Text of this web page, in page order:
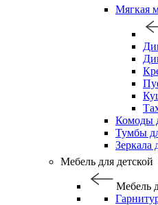
Мягкая
Комоды
Тумбы
Зеркала
Мебель для детской
Мебель